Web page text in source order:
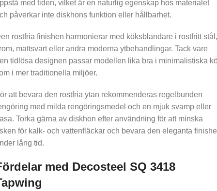
med tiden, vilket är en naturlig egenskap hos materialet
påverkar inte diskhons funktion eller hållbarhet.
rostfria finishen harmonierar med köksblandare i rostfritt stål,
mattsvart eller andra moderna ytbehandlingar. Tack vare
tidlösa designen passar modellen lika bra i minimalistiska
i mer traditionella miljöer.
att bevara den rostfria ytan rekommenderas regelbunden
med milda rengöringsmedel och en mjuk svamp eller
Torka gärna av diskhon efter användning för att minska
för kalk- och vattenfläckar och bevara den eleganta
lång tid.
med Decosteel SQ 3418